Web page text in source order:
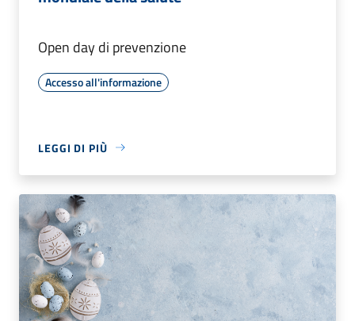
Open day di prevenzione
Accesso all'informazione
LEGGI DI PIÙ